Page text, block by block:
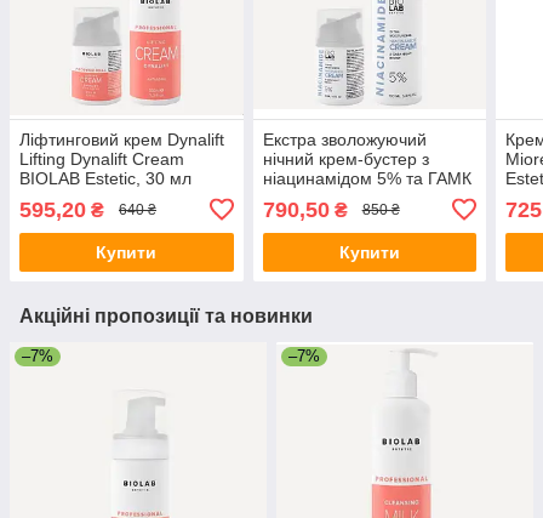
Ліфтинговий крем Dynalift
Lifting Dynalift Cream
BIOLAB Estetic, 30 мл
595,20 ₴ 640 ₴
Купити
Екстра зволожуючий
нічний крем-бустер з
ніацинамідом 5% та ГАМК
Extra Noisturizing Cream
Niacinamide 5% BIOLAB
Estetic, 30 мл
790,50₴ 850 ₴
Купити
Акційні пропозиції та новинки
–7% –7%